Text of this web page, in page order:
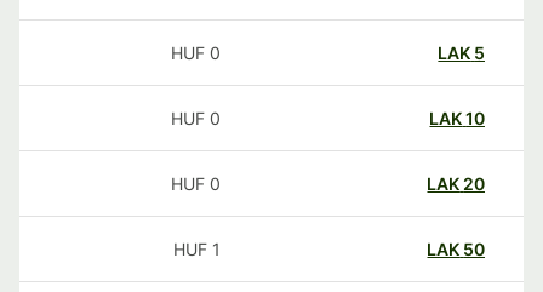
LAK
HUF
LAK
HUF
20
LAK
HUF
50
LAK
HUF